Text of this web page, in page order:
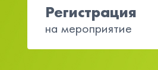
Регистрация
на мероприятие